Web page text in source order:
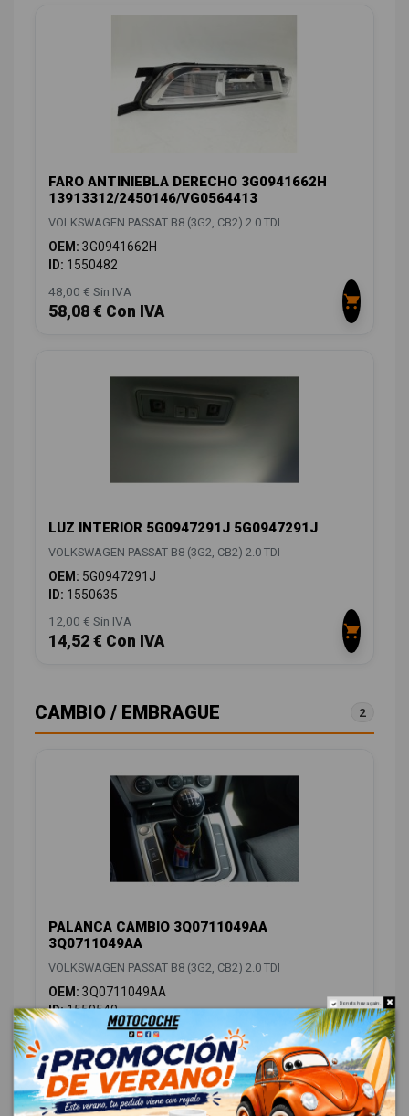
FARO ANTINIEBLA DERECHO 3G0941662H
13913312/2450146/VG0564413
VOLKSWAGEN PASSAT B8 (3G2, CB2) 2.0 TDI
OEM: 3G0941662H
ID: 1550482
48,00 € Sin IVA
58,08 € Con IVA
LUZ INTERIOR 5G0947291J 5G0947291J
VOLKSWAGEN PASSAT B8 (3G2, CB2) 2.0 TDI
OEM: 5G0947291J
ID: 1550635
12,00 € Sin IVA
14,52 € Con IVA
CAMBIO / EMBRAGUE 2
PALANCA CAMBIO 3Q0711049AA
3Q0711049AA
VOLKSWAGEN PASSAT B8 (3G2, CB2) 2.0 TDI
OEM: 3Q0711049AA
ID:1550540
48,00 € Sin IVA
58,08 € Con IVA
Do not show again.